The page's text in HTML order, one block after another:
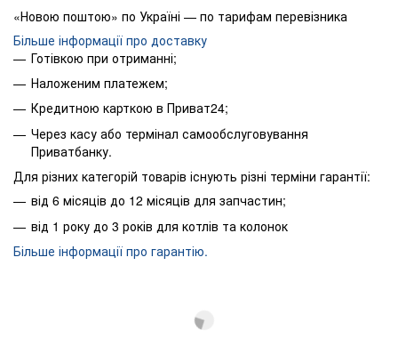
«Новою поштою» по Україні — по тарифам перевізника
Більше інформації про доставку
Готівкою при отриманні;
Наложеним платежем;
Кредитною карткою в Приват24;
Через касу або термінал самообслуговування
Приватбанку.
Для різних категорій товарів існують різні терміни гарантії:
від 6 місяців до 12 місяців для запчастин;
від 1 року до 3 років для котлів та колонок
Більше інформації про гарантію.